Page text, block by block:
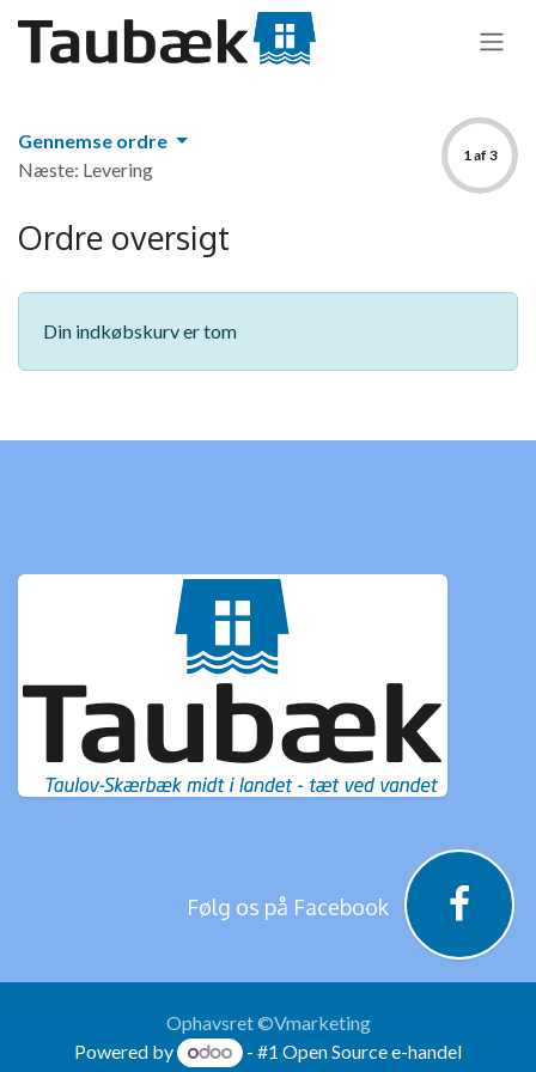
Gennemse ordre
Næste: Levering
1 af 3
Ordre oversigt
Din indkøbskurv er tom
Følg os på Facebook
Ophavsret ©Vmarketing
Powered by
- #1 Open Source e-handel